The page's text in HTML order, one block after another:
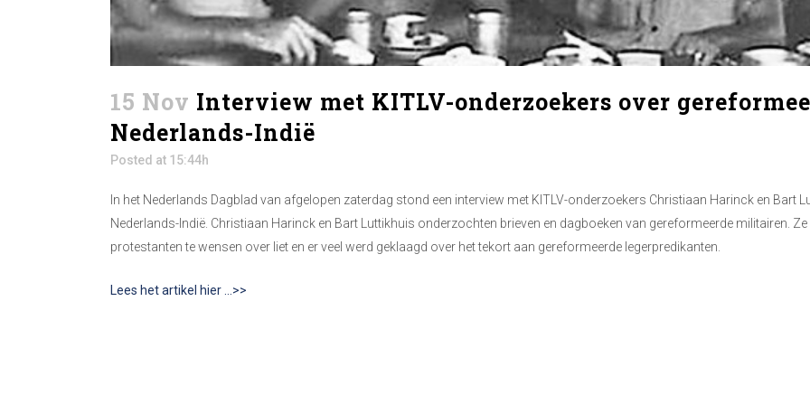
15 Nov Interview met KITLV-onderzoekers over
Nederlands-Indië
Posted at 15:44h
In het Nederlands Dagblad van afgelopen zaterdag stond een interview met KITLV-onderzoekers Christiaan Harinck en Bart
Nederlands-Indië. Christiaan Harinck en Bart Luttikhuis onderzochten brieven en dagboeken van gereformeerde militairen.
protestanten te wensen over liet en er veel werd geklaagd over het tekort aan gereformeerde legerpredikanten.
Lees het artikel hier …>>